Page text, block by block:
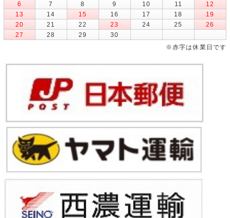
6
7 8 9 10 11
12
13
14 15 16 17 18
19
20
21 22 23 24 25
26
27
28 29
30
※赤字は休業日です